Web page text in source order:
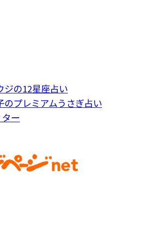
ジの12星座占い
のプレミアムうさぎ占い
ー